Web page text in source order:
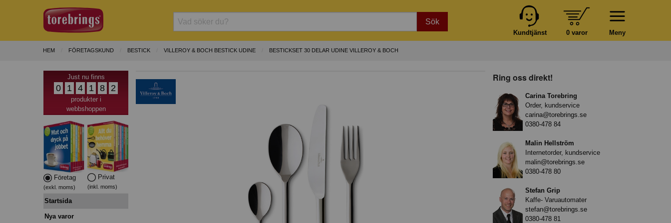
Sök
Meny
0 varor
Kundtjänst
HEM FÖRETAGSKUND BESTICK VILLEROY & BOCH BESTICK UDINE BESTICKSET 30 DELAR UDINE VILLEROY & BOCH
Just nu finns
0 1 4 1 8 2
produkter i
webbshoppen
Företag
(exkl. moms)
Privat
(inkl. moms)
Startsida
Nya varor
Ring oss direkt!
Carina Torebring
Order, kundservice
carina@torebrings.se
0380-478 84
Malin Hellström
Internetorder, kundservice
malin@torebrings.se
0380-478 80
Stefan Grip
Kaffe- Varuautomater
stefan@torebrings.se
0380-478 81